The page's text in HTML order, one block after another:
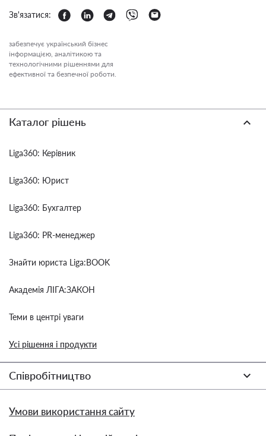
Зв'язатися:
забезпечує український бізнес
інформацією, аналітикою та
технологічними рішеннями для
ефективної та безпечної роботи.
Каталог рішень
Liga360: Керівник
Liga360: Юрист
Liga360: Бухгалтер
Liga360: PR-менеджер
Знайти юриста Liga:BOOK
Академія ЛІГА:ЗАКОН
Теми в центрі уваги
Усі рішення і продукти
Співробітництво
Умови використання сайту